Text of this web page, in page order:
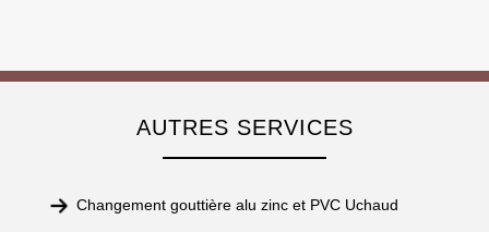
AUTRES SERVICES
Changement gouttière alu zinc et PVC Uchaud